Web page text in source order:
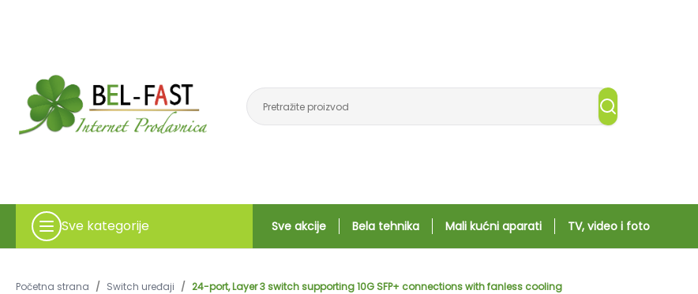
Sve kategorije Sve akcije Bela tehnika Mali kućni aparati TV, video i foto
Početna strana / Switch uređaji / 24-port, Layer 3 switch supporting 10G SFP+ connections with fanless cooling